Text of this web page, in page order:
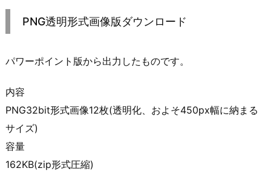
PNG透明形式画像版ダウンロード
パワーポイント版から出力したものです。
内容
PNG32bit形式画像12枚(透明化、およそ450px幅に納まる
サイズ)
容量
162KB(zip形式圧縮)